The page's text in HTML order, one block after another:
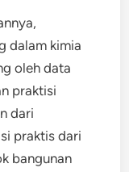
dalam kimia
oleh data
praktisi
dari
praktis dari
bangunan